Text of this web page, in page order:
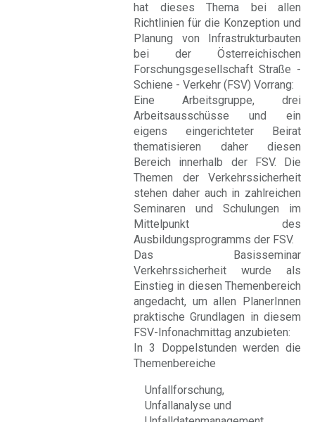
hat dieses Thema bei allen
Richtlinien für die Konzeption und
Planung von Infrastrukturbauten
bei der Österreichischen
Forschungsgesellschaft Straße -
Schiene - Verkehr (FSV) Vorrang:
Eine Arbeitsgruppe, drei
Arbeitsausschüsse und ein
eigens eingerichteter Beirat
thematisieren daher diesen
Bereich innerhalb der FSV. Die
Themen der Verkehrssicherheit
stehen daher auch in zahlreichen
Seminaren und Schulungen im
Mittelpunkt des
Ausbildungsprogramms der FSV.
Das Basisseminar
Verkehrssicherheit wurde als
Einstieg in diesen Themenbereich
angedacht, um allen PlanerInnen
praktische Grundlagen in diesem
FSV-Infonachmittag anzubieten:
In 3 Doppelstunden werden die
Themenbereiche
Unfallforschung,
Unfallanalyse und